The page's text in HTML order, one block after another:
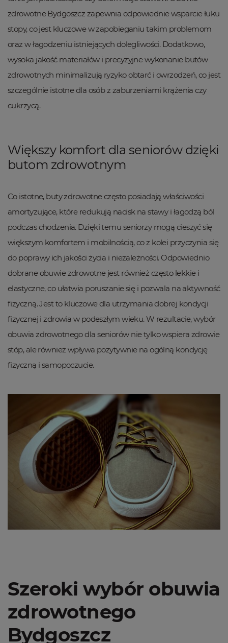
zdrowotne Bydgoszcz zapewnia odpowiednie wsparcie łuku
stopy, co jest kluczowe w zapobieganiu takim problemom
oraz w łagodzeniu istniejących dolegliwości. Dodatkowo,
wysoka jakość materiałów i precyzyjne wykonanie butów
zdrowotnych minimalizują ryzyko obtarć i owrzodzeń, co jest
szczególnie istotne dla osób z zaburzeniami krążenia czy
cukrzycą.
Większy komfort dla seniorów dzięki
butom zdrowotnym
Co istotne, buty zdrowotne często posiadają właściwości
amortyzujące, które redukują nacisk na stawy i łagodzą ból
podczas chodzenia. Dzięki temu seniorzy mogą cieszyć się
większym komfortem i mobilnością, co z kolei przyczynia się
do poprawy ich jakości życia i niezależności. Odpowiednio
dobrane obuwie zdrowotne jest również często lekkie i
elastyczne, co ułatwia poruszanie się i pozwala na aktywność
fizyczną. Jest to kluczowe dla utrzymania dobrej kondycji
fizycznej i zdrowia w podeszłym wieku. W rezultacie, wybór
obuwia zdrowotnego dla seniorów nie tylko wspiera zdrowie
stóp, ale również wpływa pozytywnie na ogólną kondycję
fizyczną i samopoczucie.
Szeroki wybór obuwia
zdrowotnego
Bydgoszcz